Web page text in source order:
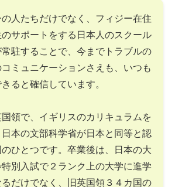
人たちだけでなく、フィジー在住
サポートをする日本人のスクール
駐することで、今までトラブルの
ミュニケーションさえも、いつも
ると確信しています。
領で、イギリスのカリキュラムを
本の文部科学省が日本と同等と認
ひとつです。卒業後は、日本の大
別入試で２ランク上の大学に進学
だけでなく、旧英国領３４カ国の